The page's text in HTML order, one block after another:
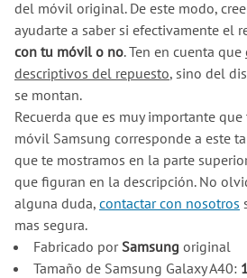
del móvil original. De este modo,
ayudarte a saber si efectivamente el
con tu móvil o no. Ten en cuenta que
descriptivos del repuesto, sino del
se montan.
Recuerda que es muy importante
móvil Samsung corresponde a este
que te mostramos en la parte
que figuran en la descripción. No
alguna duda, contactar con nosotros
mas segura.
Fabricado porSamsung original
Tamaño de Samsung Galaxy A40: